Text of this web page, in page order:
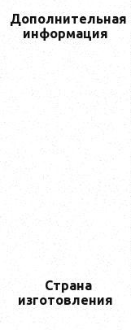
Дополнительная
информация
Страна
изготовления